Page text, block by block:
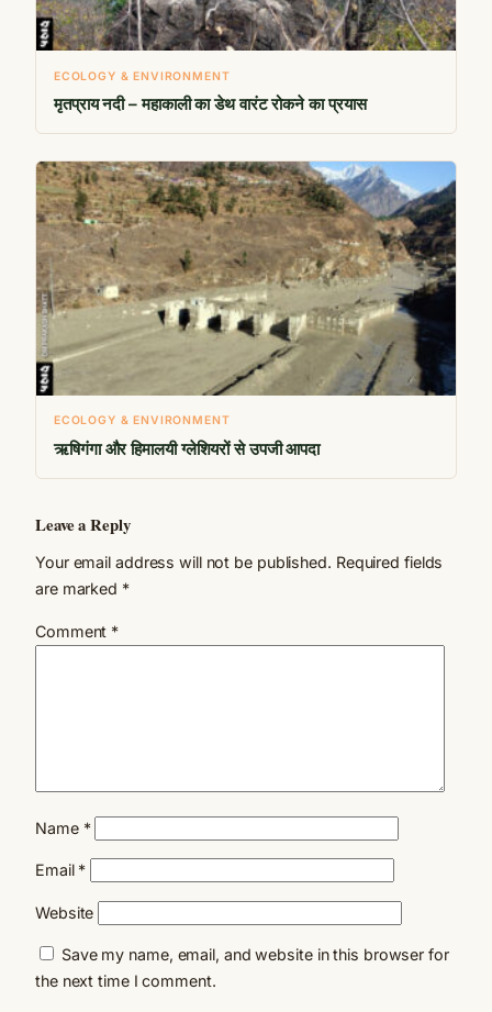
ECOLOGY & ENVIRONMENT
मृतप्राय नदी – महाकाली का डेथ वारंट रोकने का प्रयास
ECOLOGY & ENVIRONMENT
ऋषिगंगा और हिमालयी ग्लेशियरों से उपजी आपदा
Leave a Reply
Your email address will not be published. Required fields
are marked *
Comment *
Name *
Email *
Website
Save my name, email, and website in this browser for
the next time I comment.